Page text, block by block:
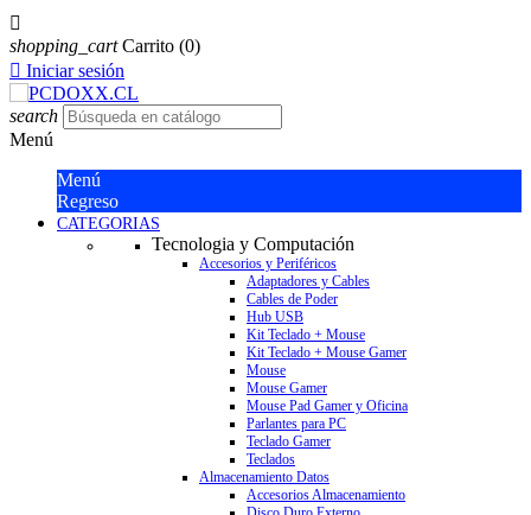

shopping_cart Carrito (0)
 Iniciar sesión
search
Menú
Menú
Regreso
CATEGORIAS
Tecnologia y Computación
Accesorios y Periféricos
Adaptadores y Cables
Cables de Poder
Hub USB
Kit Teclado + Mouse
Kit Teclado + Mouse Gamer
Mouse
Mouse Gamer
Mouse Pad Gamer y Oficina
Parlantes para PC
Teclado Gamer
Teclados
Almacenamiento Datos
Accesorios Almacenamiento